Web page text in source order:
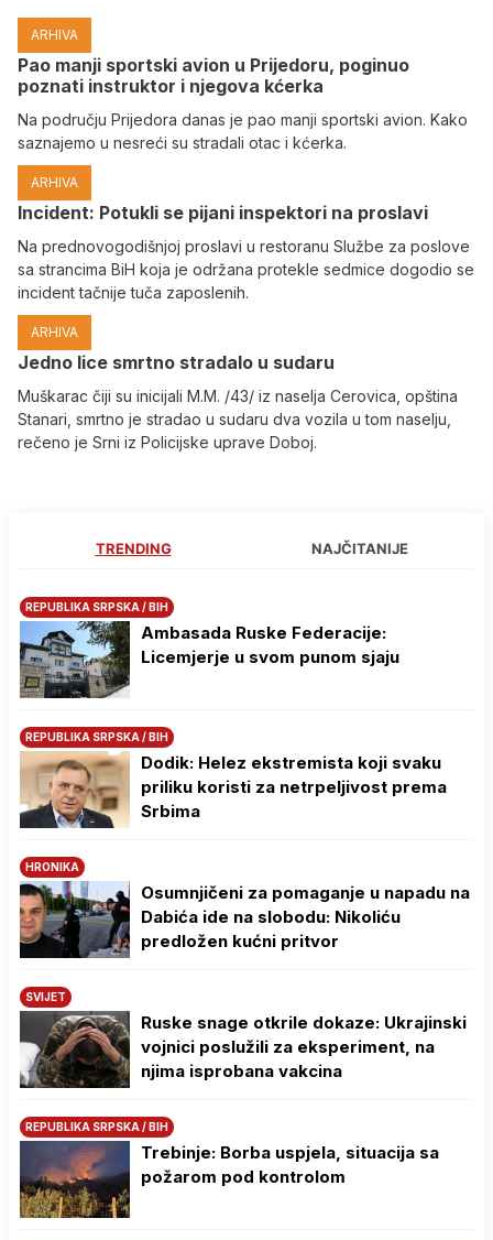
ARHIVA
Pao manji sportski avion u Prijedoru, poginuo
poznati instruktor i njegova kćerka
Na području Prijedora danas je pao manji sportski avion. Kako
saznajemo u nesreći su stradali otac i kćerka.
ARHIVA
Incident: Potukli se pijani inspektori na proslavi
Na prednovogodišnjoj proslavi u restoranu Službe za poslove
sa strancima BiH koja je održana protekle sedmice dogodio se
incident tačnije tuča zaposlenih.
ARHIVA
Јedno lice smrtno stradalo u sudaru
Muškarac čiji su inicijali M.M. /43/ iz naselja Cerovica, opština
Stanari, smrtno je stradao u sudaru dva vozila u tom naselju,
rečeno je Srni iz Policijske uprave Doboj.
TRENDING NAJČITANIJE
REPUBLIKA SRPSKA / BIH
Ambasada Ruske Federacije:
Licemjerje u svom punom sjaju
REPUBLIKA SRPSKA / BIH
Dodik: Helez ekstremista koji svaku
priliku koristi za netrpeljivost prema
Srbima
HRONIKA
Osumnjičeni za pomaganje u napadu na
Dabića ide na slobodu: Nikoliću
predložen kućni pritvor
SVIJET
Ruske snage otkrile dokaze: Ukrajinski
vojnici poslužili za eksperiment, na
njima isprobana vakcina
REPUBLIKA SRPSKA / BIH
Trebinje: Borba uspjela, situacija sa
požarom pod kontrolom